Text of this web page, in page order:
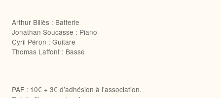
Arthur Billès : Batterie
Jonathan Soucasse : Piano
Cyril Péron : Guitare
Thomas Laffont : Basse
PAF : 10€ + 3€ d’adhésion à l’association.